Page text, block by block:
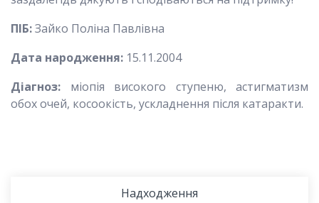
ПІБ:Зайко Поліна Павлівна
Дата народження: 15.11.2004
Діагноз: міопія високого ступеню, астигматизм
обох очей, косоокість, ускладнення після катаракти.
Надходження